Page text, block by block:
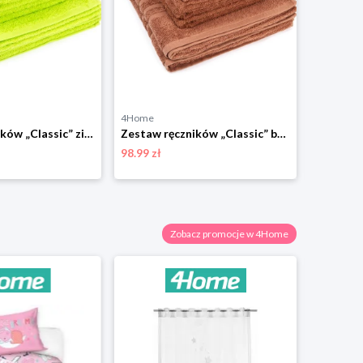
Zestaw ręczników „Classic” zielony, 4 szt. 50 x 100 cm, 2 szt. 70 x 140 cm 4-Home
4Home
Zestaw ręczników „Classic” brązowy, 4 szt. 50 x 100 cm, 2 szt. 70 x 140 cm 4-Home
98.99 zł
Zobacz promocje w 4Home